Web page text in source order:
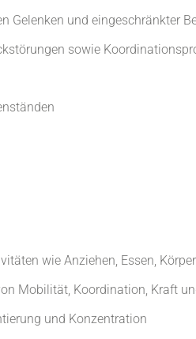
Gelenken und eingeschränkter
sowie
wie Anziehen, Essen,
Mobilität, Koordination, Kraft
und Konzentration